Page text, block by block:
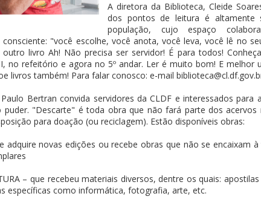
A diretora da Biblioteca, Cleide
dos pontos de leitura é altamente
população, cujo espaço
"você escolhe, você anota, você leva, você lê no
livro Ah! Não precisa ser servidor! É para todos!
no refeitório e agora no 5º andar. Ler é muito bom! E melhor
livros também! Para falar conosco: e-mail
Bertran convida servidores da CLDF e interessados para
puder. "Descarte" é toda obra que não fará parte dos acervos
para doação (ou reciclagem). Estão disponíveis obras:
adquire novas edições ou recebe obras que não se encaixam
– que recebeu materiais diversos, dentre os quais:
específicas como informática, fotografia, arte, etc.